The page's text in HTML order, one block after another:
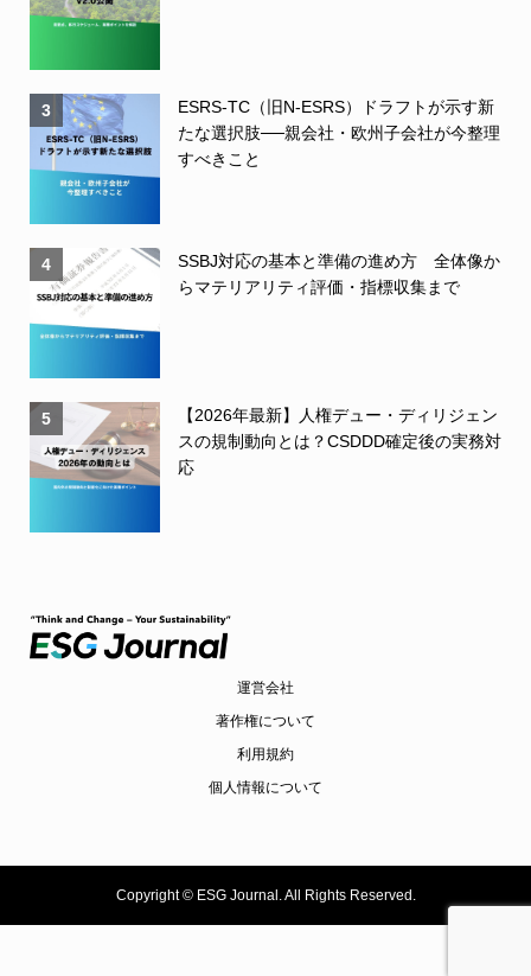
3
ESRS-TC（旧N-ESRS）ドラフトが示す新
たな選択肢──親会社・欧州子会社が今整理
すべきこと
4
SSBJ対応の基本と準備の進め方 全体像か
らマテリアリティ評価・指標収集まで
5
【2026年最新】人権デュー・ディリジェン
スの規制動向とは？CSDDD確定後の実務対
応
運営会社
著作権について
利用規約
個人情報について
Copyright ©ESG Journal. All Rights Reserved.